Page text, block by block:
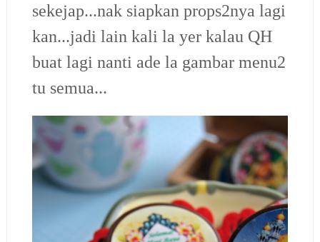
sekejap...nak siapkan props2nya lagi
kan...jadi lain kali la yer kalau QH
buat lagi nanti ade la gambar menu2
tu semua...